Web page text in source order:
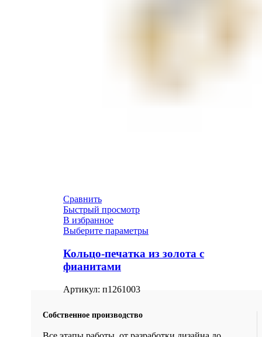
Сравнить
Быстрый просмотр
В избранное
Выберите параметры
Кольцо-печатка из золота с
фианитами
Артикул: п1261003
Собственное производство